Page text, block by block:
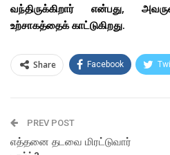
வந்திருக்கிறார் என்பது,
உற்சாகத்தைக் காட்டுகிறது.
Share Facebook
PREV POST
எத்தனை தடவை மிரட்டுவார்